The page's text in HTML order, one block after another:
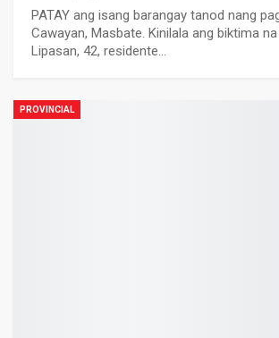
PATAY ang isang barangay tanod nang
Cawayan, Masbate. Kinilala ang biktima
Lipasan, 42, residente…
PROVINCIAL